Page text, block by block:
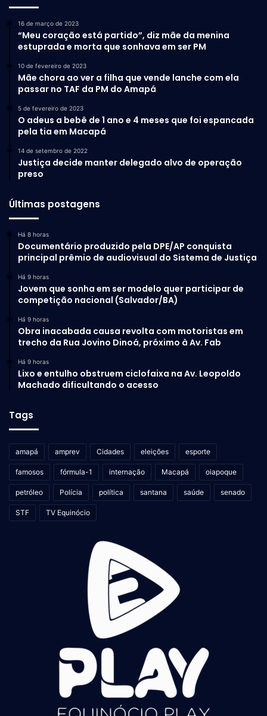
16 de março de 2023
“Meu coração está partido”, diz mãe da menina
estuprada e morta que sonhava em ser PM
10 de fevereiro de 2023
Mãe chora ao ver a filha que vende lanche com ela
passar no TAF da PM do Amapá
5 de fevereiro de 2023
O adeus a bebê de 1 ano e 4 meses que foi espancada
pela tia em Macapá
14 de setembro de 2022
Justiça decide manter delegado alvo de operação
preso
Últimas postagens
Há 8 horas
Documentário produzido pela DPE/AP conquista
principal prêmio de audiovisual do Sistema de Justiça
Há 9 horas
Jovem que sonha em ser modelo quer participar de
competição nacional (Salvador/BA)
Há 9 horas
Obra inacabada causa revolta com motoristas em
trecho da Rua Jovino Dinoá, próximo à Av. Fab
Há 9 horas
Lixo e entulho obstruem ciclofaixa na Av. Leopoldo
Machado dificultando o acesso
Tags
amapá amprev Cidades eleições esporte
famosos fórmula-1 internação Macapá oiapoque
petróleo Polícia política santana saúde senado
STF TV Equinócio